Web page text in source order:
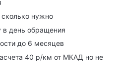
нужно
в день обращения
до 6 месяцев
40 р/км от МКАД но не